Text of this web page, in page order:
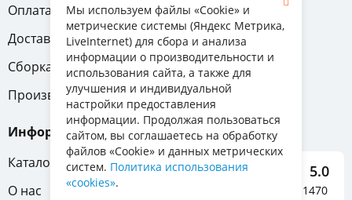
Оплата
Вопрос-ответ
Доставка
Обмен и возврат
Сборка
Гарантия
Производители
Информация
Каталог мебели
О нас
5.0
Отзывы о нас 1470
Мы используем файлы «Cookie» и
метрические системы (Яндекс Метрика,
LiveInternet) для сбора и анализа
информации о производительности и
использования сайта, а также для
улучшения и индивидуальной
настройки предоставления
информации. Продолжая пользоваться
сайтом, вы соглашаетесь на обработку
файлов «Cookie» и данных метрических
систем. Политика использования
«cookies».